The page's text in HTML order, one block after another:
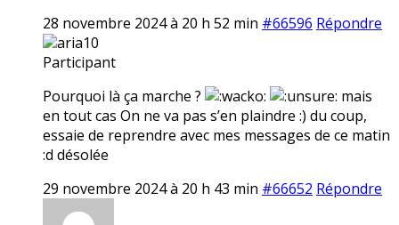
28 novembre 2024 à 20 h 52 min #66596 Répondre
aria10
Participant
Pourquoi là ça marche ?
mais
en tout cas On ne va pas s’en plaindre :) du coup,
essaie de reprendre avec mes messages de ce matin
:d désolée
29 novembre 2024 à 20 h 43 min #66652 Répondre